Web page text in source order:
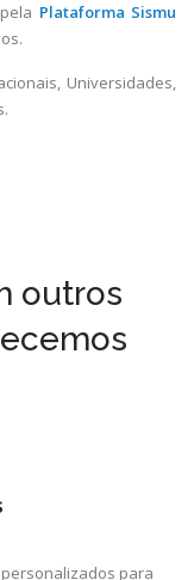
Plataforma Sismu
Universidades,
outros
para